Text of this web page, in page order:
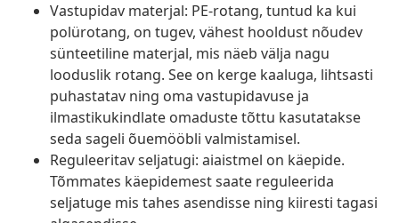
Vastupidav materjal: PE-rotang, tuntud ka kui
polürotang, on tugev, vähest hooldust nõudev
sünteetiline materjal, mis näeb välja nagu
looduslik rotang. See on kerge kaaluga, lihtsasti
puhastatav ning oma vastupidavuse ja
ilmastikukindlate omaduste tõttu kasutatakse
seda sageli õuemööbli valmistamisel.
Reguleeritav seljatugi: aiaistmel on käepide.
Tõmmates käepidemest saate reguleerida
seljatuge mis tahes asendisse ning kiiresti tagasi